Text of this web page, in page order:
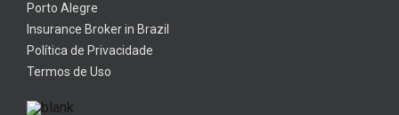
Porto Alegre
Insurance Broker in Brazil
Política de Privacidade
Termos de Uso